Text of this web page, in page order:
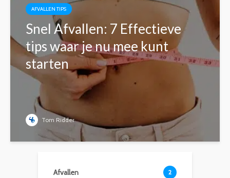
AFVALLEN TIPS
Snel Afvallen: 7 Effectieve
tips waar je nu mee kunt
starten
Tom Ridder
Afvallen 2